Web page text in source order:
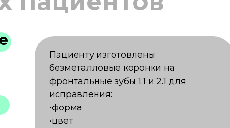
Пациенту изготовлены
безметалловые коронки на
фронтальные зубы 1.1 и 2.1 для
исправления:
•форма
•цвет